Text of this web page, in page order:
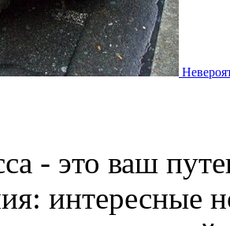
- это ваш
интересные